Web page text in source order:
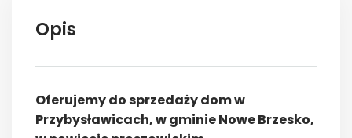
Opis
Oferujemy do sprzedaży dom w
Przybysławicach, w gminie Nowe Brzesko,